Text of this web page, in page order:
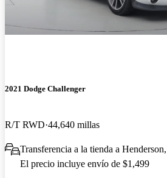
2021 Dodge Challenger
R/T RWD 44,640 millas
Transferencia a la tienda a
El precio incluye envío de $1,499